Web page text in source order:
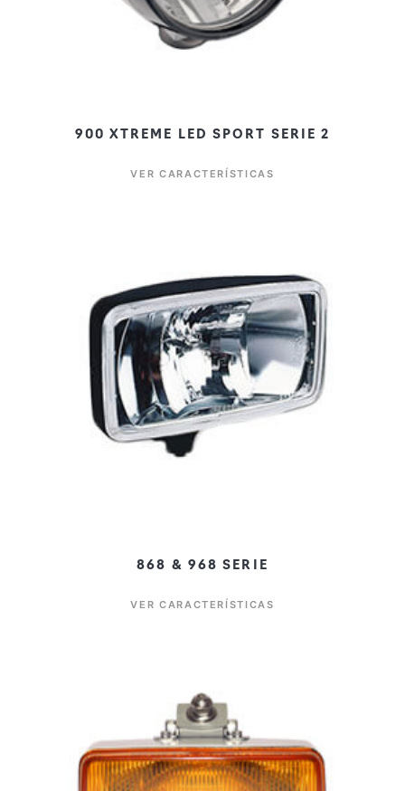
900 XTREME LED SPORT SERIE 2
VER CARACTERÍSTICAS
868 & 968 SERIE
VER CARACTERÍSTICAS